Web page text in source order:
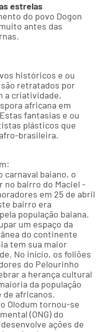
estrelas
do povo Dogon
antes das
históricos e ou
retratados por
a criatividade,
africana em
fantasias e ou
plásticos que
brasileira.
carnaval baiano, o
no bairro do Maciel -
em 25 de abril
bairro era
população baiana.
um espaço da
do continente
tem sua maior
No início, os foliões
do Pelourinho
a herança cultural
da população
de africanos.
Olodum tornou-se
(ONG) do
ações de